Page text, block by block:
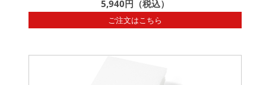
5,940円（税込）
ご注文はこちら